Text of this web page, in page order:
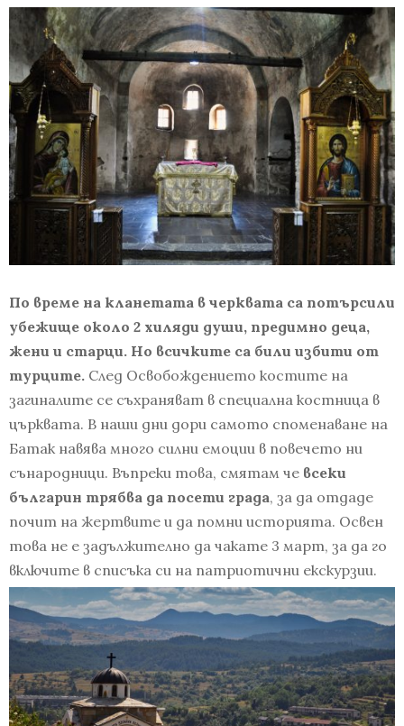
По време на кланетата в черквата са потърсили
убежище около 2 хиляди души, предимно деца,
жени и старци. Но всичките са били избити от
турците. След Освобождението костите на
загиналите се съхраняват в специална костница в
църквата. В наши дни дори самото споменаване на
Батак навява много силни емоции в повечето ни
сънародници. Въпреки това, смятам че всеки
българин трябва да посети града, за да отдаде
почит на жертвите и да помни историята. Освен
това не е задължително да чакате 3 март, за да го
включите в списъка си на патриотични екскурзии.